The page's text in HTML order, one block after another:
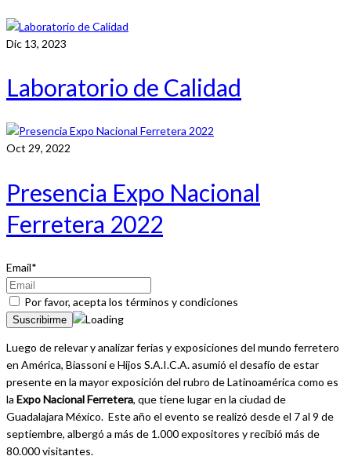
Dic 13, 2023
Laboratorio de Calidad
Oct 29, 2022
Presencia Expo Nacional
Ferretera 2022
Email*
Por favor, acepta los términos y condiciones
Luego de relevar y analizar ferias y exposiciones del mundo ferretero
en América, Biassoni e Hijos S.A.I.C.A. asumió el desafío de estar
presente en la mayor exposición del rubro de Latinoamérica como es
la Expo Nacional Ferretera, que tiene lugar en la ciudad de
Guadalajara México. Este año el evento se realizó desde el 7 al 9 de
septiembre, albergó a más de 1.000 expositores y recibió más de
80.000 visitantes.